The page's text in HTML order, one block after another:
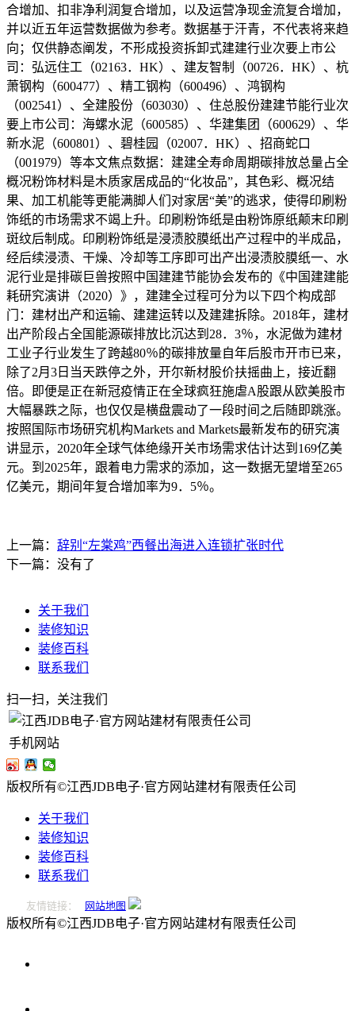
合增加、扣非净利润复合增加，以及运营净现金流复合增加，
并以近五年运营数据做为参考。数据基于汗青，不代表将来趋
向；仅供静态阐发，不形成投资拆卸式建建行业次要上市公
司：弘远住工（02163．HK）、建友智制（00726．HK）、杭
萧钢构（600477）、精工钢构（600496）、鸿钢构
（002541）、全建股份（603030）、住总股份建建节能行业次
要上市公司：海螺水泥（600585）、华建集团（600629）、华
新水泥（600801）、碧桂园（02007．HK）、招商蛇口
（001979）等本文焦点数据：建建全寿命周期碳排放总量占全
概况粉饰材料是木质家居成品的“化妆品”，其色彩、概况结
果、加工机能等更能满脚人们对家居“美”的逃求，使得印刷粉
饰纸的市场需求不竭上升。印刷粉饰纸是由粉饰原纸颠末印刷
斑纹后制成。印刷粉饰纸是浸渍胶膜纸出产过程中的半成品，
经后续浸渍、干燥、冷却等工序即可出产出浸渍胶膜纸一、水
泥行业是排碳巨兽按照中国建建节能协会发布的《中国建建能
耗研究演讲（2020）》，建建全过程可分为以下四个构成部
门：建材出产和运输、建建运转以及建建拆除。2018年，建材
出产阶段占全国能源碳排放比沉达到28．3％，水泥做为建材
工业子行业发生了跨越80％的碳排放量自年后股市开市已来，
除了2月3日当天跌停之外，开尔新材股价扶摇曲上，接近翻
倍。即便是正在新冠疫情正在全球疯狂施虐A股跟从欧美股市
大幅暴跌之际，也仅仅是横盘震动了一段时间之后随即跳涨。
按照国际市场研究机构Markets and Markets最新发布的研究演
讲显示，2020年全球气体绝缘开关市场需求估计达到169亿美
元。到2025年，跟着电力需求的添加，这一数据无望增至265
亿美元，期间年复合增加率为9．5％。
上一篇： 辞别“左棠鸡”西餐出海进入连锁扩张时代
下一篇：没有了
关于我们
装修知识
装修百科
联系我们
扫一扫，关注我们
手机网站
版权所有©江西JDB电子·官方网站建材有限责任公司
关于我们
装修知识
装修百科
联系我们
友情链接： 网站地图
版权所有©江西JDB电子·官方网站建材有限责任公司